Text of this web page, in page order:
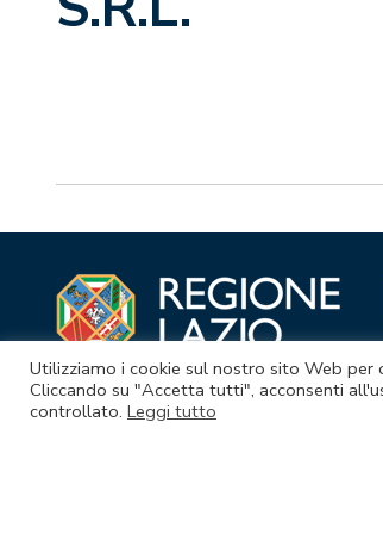
Utilizziamo i cookie sul nostro sito Web
Cliccando su "Accetta tutti", acconsenti
controllato. Leggi tutto